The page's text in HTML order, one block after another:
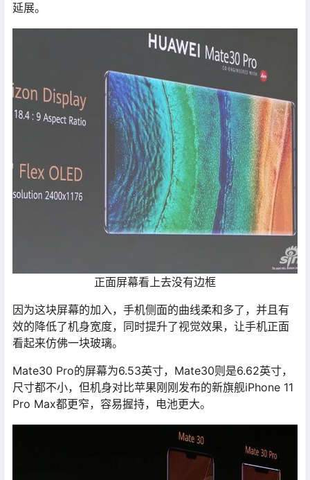
延展。
正面屏幕看上去没有边框
因为这块屏幕的加入，手机侧面的曲线柔和多了，并且有
效的降低了机身宽度，同时提升了视觉效果，让手机正面
看起来仿佛一块玻璃。
Mate30 Pro的屏幕为6.53英寸，Mate30则是6.62英寸，
尺寸都不小，但机身对比苹果刚刚发布的新旗舰iPhone 11
Pro Max都更窄，容易握持，电池更大。